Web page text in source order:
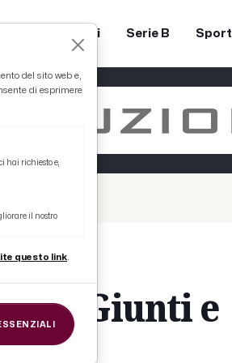
Coppa Teodori Serie B Sport
di Giunti e
del sito web e,
di esprimere
hai richiesto e,
il nostro
questo link.